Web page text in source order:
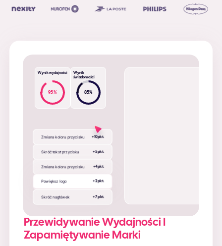
Przewidywanie Wydajności I
Zapamiętywanie Marki
Wynik wydajności
95%
Wynik
świadomości
85%
Zmiana koloru przycisku + 10 pkt.
Skróć tekst przycisku + 5 pkt.
Zmiana koloru przycisku +4 pkt.
Powiększ logo + 2 pkt.
Skróć nagłówek + 7 pkt.